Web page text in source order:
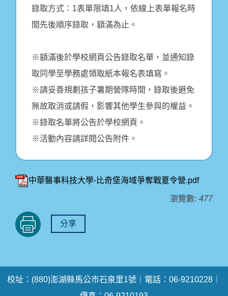
錄取方式：1表單限填1人，依線上表單報名時
間先後順序錄取，額滿為止。
※額滿後於學校網頁公告錄取名單，並通知錄
取同學至學務處領取紙本報名表填寫。
※請妥善規劃孩子暑期營隊時間，錄取後避免
無故取消或請假，影響其他學生參與的權益。
※錄取名單將公告於學校網頁。
※活動內容請詳閱公告附件。
中華醫事科技大學-比奇堡海域爭奪戰夏令營.pdf
瀏覽數: 477
分享
校址：(880)澎湖縣馬公市石泉里1號｜電話：06-9210228｜